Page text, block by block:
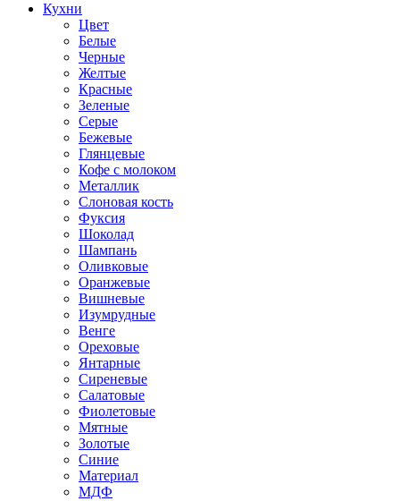
Кухни
Цвет
Белые
Черные
Желтые
Красные
Зеленые
Серые
Бежевые
Глянцевые
Кофе с молоком
Металлик
Слоновая кость
Фуксия
Шоколад
Шампань
Оливковые
Оранжевые
Вишневые
Изумрудные
Венге
Ореховые
Янтарные
Сиреневые
Салатовые
Фиолетовые
Мятные
Золотые
Синие
Материал
МДФ